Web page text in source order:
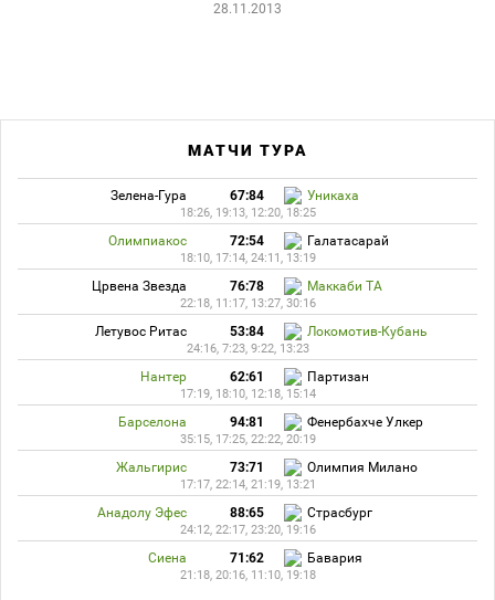
28.11.2013
МАТЧИ ТУРА
Зелена-Гура 67:84 Уникаха
18:26, 19:13, 12:20, 18:25
Олимпиакос 72:54 Галатасарай
18:10, 17:14, 24:11, 13:19
Црвена Звезда 76:78 Маккаби ТА
22:18, 11:17, 13:27, 30:16
Летувос Ритас 53:84 Локомотив-Кубань
24:16, 7:23, 9:22, 13:23
Нантер 62:61 Партизан
17:19, 18:10, 12:18, 15:14
Барселона 94:81 Фенербахче Улкер
35:15, 17:25, 22:22, 20:19
Жальгирис 73:71 Олимпия Милано
17:17, 22:14, 21:19, 13:21
Анадолу Эфес 88:65 Страсбург
24:12, 22:17, 23:20, 19:16
Сиена 71:62 Бавария
21:18, 20:16, 11:10, 19:18